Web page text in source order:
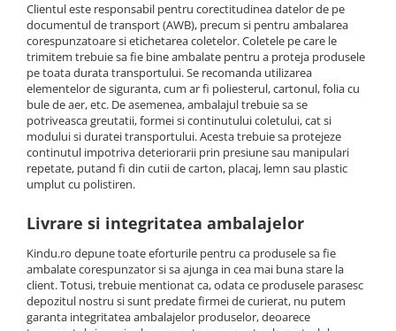
Clientul este responsabil pentru corectitudinea datelor de pe
documentul de transport (AWB), precum si pentru ambalarea
corespunzatoare si etichetarea coletelor. Coletele pe care le
trimitem trebuie sa fie bine ambalate pentru a proteja produsele
pe toata durata transportului. Se recomanda utilizarea
elementelor de siguranta, cum ar fi poliesterul, cartonul, folia cu
bule de aer, etc. De asemenea, ambalajul trebuie sa se
potriveasca greutatii, formei si continutului coletului, cat si
modului si duratei transportului. Acesta trebuie sa protejeze
continutul impotriva deteriorarii prin presiune sau manipulari
repetate, putand fi din cutii de carton, placaj, lemn sau plastic
umplut cu polistiren.
Livrare si integritatea ambalajelor
Kindu.ro depune toate eforturile pentru ca produsele sa fie
ambalate corespunzator si sa ajunga in cea mai buna stare la
client. Totusi, trebuie mentionat ca, odata ce produsele parasesc
depozitul nostru si sunt predate firmei de curierat, nu putem
garanta integritatea ambalajelor produselor, deoarece